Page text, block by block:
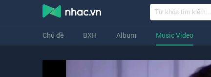
Chủ đề BXH Album Music Video